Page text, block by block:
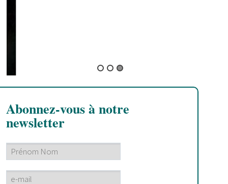
Abonnez-vous à notre
newsletter